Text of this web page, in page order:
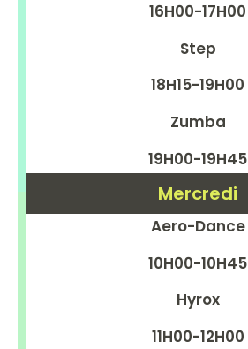
16H00-17H00
Step
18H15-19H00
Zumba
19H00-19H45
Mercredi
Aero-Dance
10H00-10H45
Hyrox
11H00-12H00